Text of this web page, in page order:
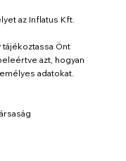
az Inflatus Kft.
Önt
azt, hogyan
adatokat.